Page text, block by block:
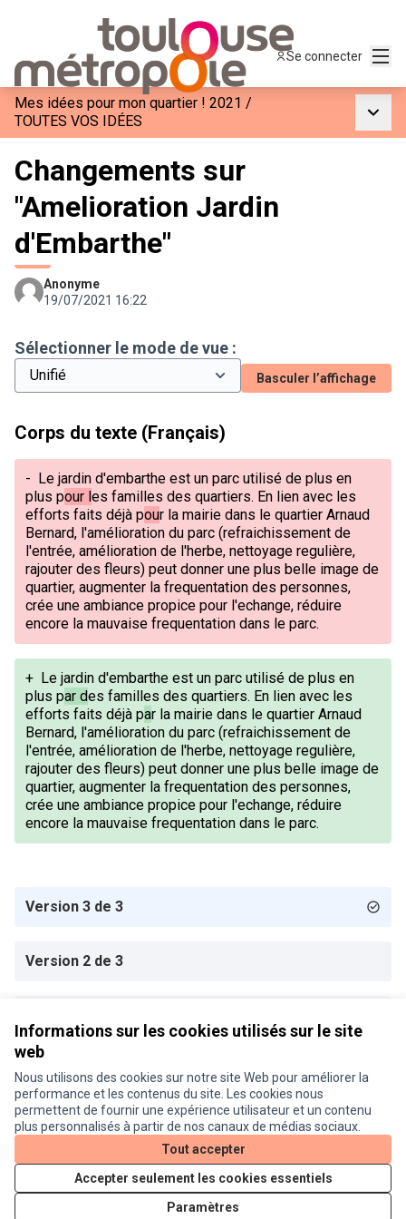
Informations sur les cookies utilisés sur le site
web
Nous utilisons des cookies sur notre site Web pour améliorer la
performance et les contenus du site. Les cookies nous
permettent de fournir une expérience utilisateur et un contenu
plus personnalisés à partir de nos canaux de médias sociaux.
Tout accepter
Accepter seulement les cookies essentiels
Paramètres
Se connecter
Mes idées pour mon quartier ! 2021 /
TOUTES VOS IDÉES
Changements sur
"Amelioration Jardin
d'Embarthe"
Anonyme
19/07/2021 16:22
Sélectionner le mode de vue :
Basculer l’affichage
Corps du texte (Français)
- Le jardin d'embarthe est un parc utilisé de plus en
plus pour les familles des quartiers. En lien avec les
efforts faits déjà pour la mairie dans le quartier Arnaud
Bernard, l'amélioration du parc (refraichissement de
l'entrée, amélioration de l'herbe, nettoyage regulière,
rajouter des fleurs) peut donner une plus belle image de
quartier, augmenter la frequentation des personnes,
crée une ambiance propice pour l'echange, réduire
encore la mauvaise frequentation dans le parc.
+ Le jardin d'embarthe est un parc utilisé de plus en
plus par des familles des quartiers. En lien avec les
efforts faits déjà par la mairie dans le quartier Arnaud
Bernard, l'amélioration du parc (refraichissement de
l'entrée, amélioration de l'herbe, nettoyage regulière,
rajouter des fleurs) peut donner une plus belle image de
quartier, augmenter la frequentation des personnes,
crée une ambiance propice pour l'echange, réduire
encore la mauvaise frequentation dans le parc.
Version 3 de 3
Version 2 de 3
Conditions d'utilisation
Paramètres des cookies
Je participe ! sur X
(Lien externe)
Je participe ! sur Facebook
Je participe ! sur Instagram
Licence
(Lien